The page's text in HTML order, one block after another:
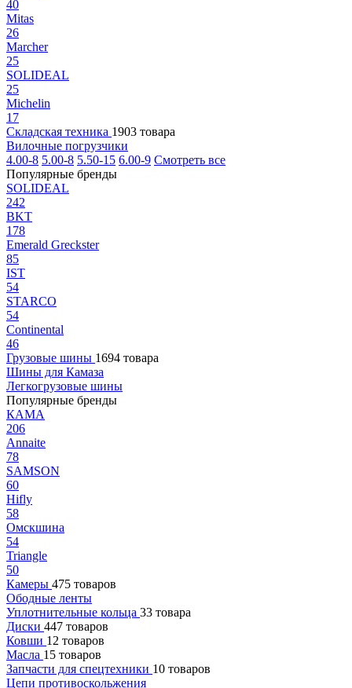
40
Mitas
26
Marcher
25
SOLIDEAL
25
Michelin
17
Складская техника 1903 товара
Вилочные погрузчики
4.00-8 5.00-8 5.50-15 6.00-9 Смотреть все
Популярные бренды
SOLIDEAL
242
BKT
178
Emerald Greckster
85
IST
54
STARCO
54
Continental
46
Грузовые шины 1694 товара
Шины для Камаза
Легкогрузовые шины
Популярные бренды
КАМА
206
Annaite
78
SAMSON
60
Hifly
58
Омскшина
54
Triangle
50
Камеры 475 товаров
Ободные ленты
Уплотнительные кольца 33 товара
Диски 447 товаров
Ковши 12 товаров
Масла 15 товаров
Запчасти для спецтехники 10 товаров
Цепи противоскольжения